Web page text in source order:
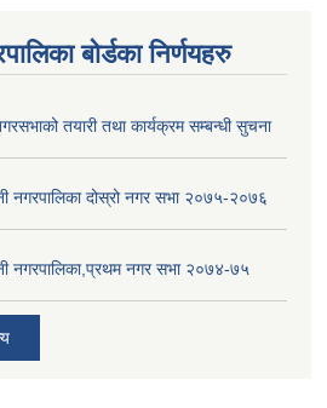
बोर्डका निर्णयहरु
तयारी तथा कार्यक्रम सम्बन्धी सुचना
नगरपालिका दोस्रो नगर सभा २०७५-२०७६
नगरपालिका,प्रथम नगर सभा २०७४-७५